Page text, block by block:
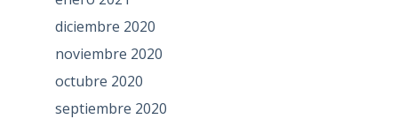
diciembre 2020
noviembre 2020
octubre 2020
septiembre 2020